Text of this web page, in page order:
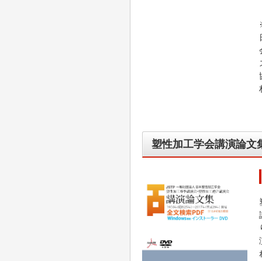
塑性加工学会講演論文